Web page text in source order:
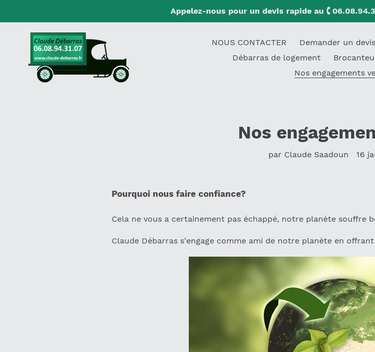
Appelez-nous pour un devis rapide au 🕻
NOUS CONTACTER Demander un devis
Débarras de logement
Nos engagements
Nos
par Claude Saadoun 16
Pourquoi nous faire confiance?
Cela ne vous a certainement pas échappé, notre planète souffre
Claude Débarras s'engage comme ami de notre planète en